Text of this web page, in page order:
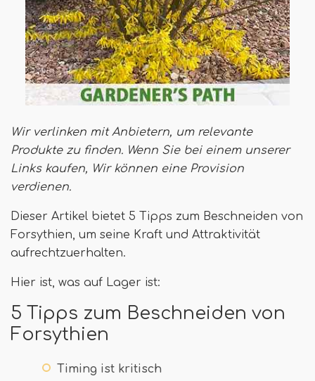
Wir verlinken mit Anbietern, um relevante
Produkte zu finden. Wenn Sie bei einem unserer
Links kaufen, Wir können eine Provision
verdienen.
Dieser Artikel bietet 5 Tipps zum Beschneiden von
Forsythien, um seine Kraft und Attraktivität
aufrechtzuerhalten.
Hier ist, was auf Lager ist:
5 Tipps zum Beschneiden von
Forsythien
Timing ist kritisch